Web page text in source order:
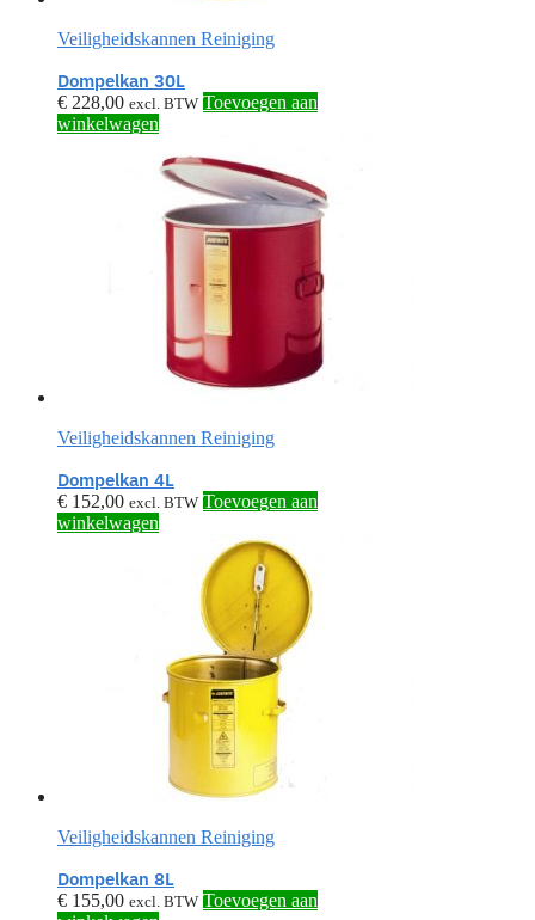
Veiligheidskannen Reiniging
Dompelkan 30L
€ 228,00 excl. BTW Toevoegen aan
winkelwagen
Veiligheidskannen Reiniging
Dompelkan 4L
€ 152,00 excl. BTW Toevoegen aan
winkelwagen
Veiligheidskannen Reiniging
Dompelkan 8L
€ 155,00 excl. BTW Toevoegen aan